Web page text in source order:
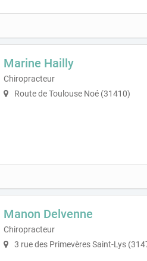
Marine Hailly
Chiropracteur
Route de Toulouse Noé (31410)
Manon Delvenne
Chiropracteur
3 rue des Primevères Saint-Lys